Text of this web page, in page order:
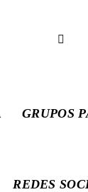
GRUPOS
REDES